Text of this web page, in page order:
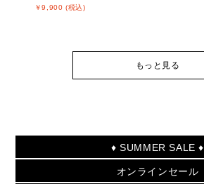
￥9,900 (税込)
もっと見る
♦ SUMMER SALE ♦
セールおすすめアイテム
オンラインセール